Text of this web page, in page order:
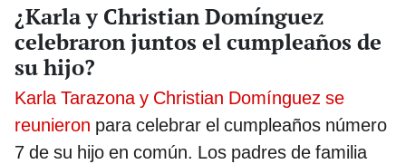
¿Karla y Christian Domínguez
celebraron juntos el cumpleaños de
su hijo?
Karla Tarazona y Christian Domínguez se
reunieron para celebrar el cumpleaños número
7 de su hijo en común. Los padres de familia